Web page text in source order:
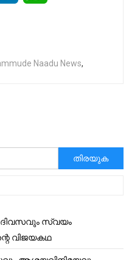
Naadu News,
അനേഷിക്കുക
ദിവസവും സ്വയം
വിജയകഥ